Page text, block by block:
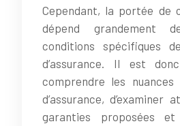
Cependant, la portée de
dépend grandement
conditions spécifiques
d’assurance. Il est
comprendre les
d’assurance, d’examiner
garanties proposées et